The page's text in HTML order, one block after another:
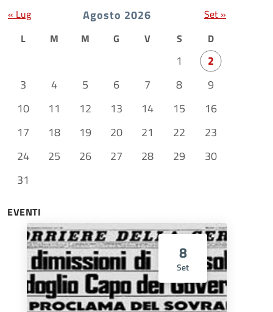
Agosto 2026
L M M G V S D
1
2
3
4 5 6 7 8
9
10
11 12 13 14 15
16
17
18 19 20 21 22
23
24
25 26 27 28 29
30
31
« Lug Set »
EVENTI
8
Set